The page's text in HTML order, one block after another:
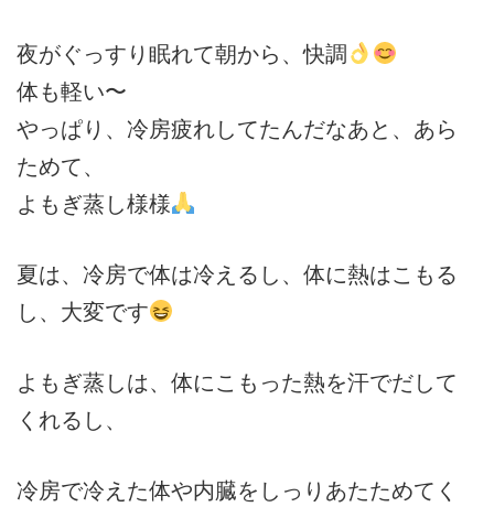
夜がぐっすり眠れて朝から、快調
体も軽い〜
やっぱり、冷房疲れしてたんだなあと、あら
ためて、
よもぎ蒸し様様
夏は、冷房で体は冷えるし、体に熱はこもる
し、大変です
よもぎ蒸しは、体にこもった熱を汗でだして
くれるし、
冷房で冷えた体や内臓をしっりあたためてく